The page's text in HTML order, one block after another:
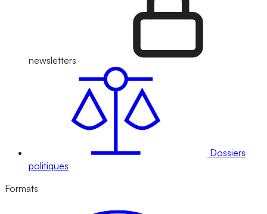
newsletters
Dossiers
politiques
Formats